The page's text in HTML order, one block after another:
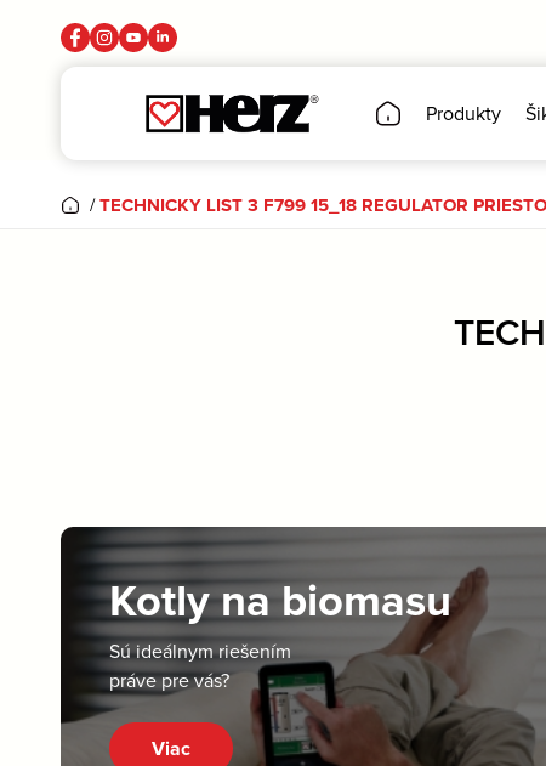
Produkty
/TECHNICKY LIST 3 F799 15_18 REGULATOR
Kotly na biomasu
Sú ideálnym riešením
práve pre vás?
Viac